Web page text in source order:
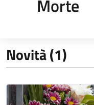
Morte
Novità (1)